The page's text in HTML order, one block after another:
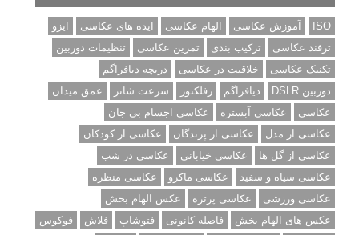
ISO آموزش عکاسی الهام عکاسی ایده های عکاسی
ایزو
ترفند عکاسی
ترکیب بندی تمرین عکاسی
تنظیمات دوربین
تکنیک عکاسی
خلاقیت در عکاسی
دریچه دیافراگم
دوربین DSLR
دیافراگم رفلکتور سرعت شاتر
عمق میدان
عکاسی
عکاسی آبستره
عکاسی اجسام بی جان
عکاسی از مدل
عکاسی از پرندگان
عکاسی از کودکان
عکاسی از گل ها
عکاسی خیابانی
عکاسی در شب
عکاسی سیاه و سفید
عکاسی ماکرو
عکاسی منظره
عکاسی ورزشی
عکاسی پرتره
عکس الهام بخش
عکس های الهام بخش
فاصله کانونی فتوشاپ فلاش
فوکوس